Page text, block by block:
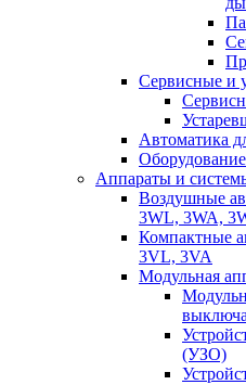
Сервисные и
Автоматика
Аппараты и
Воздушные
3WL, 3WA,
Компактные
3VL, 3VA
Модульная
(УЗО)